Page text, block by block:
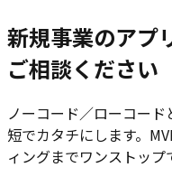
新規事業のアプ
ご相談ください
ノーコード／ローコー
短でカタチにします。
ィングまでワンストップ